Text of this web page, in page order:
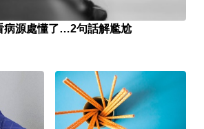
病源處懂了…2句話解尷尬